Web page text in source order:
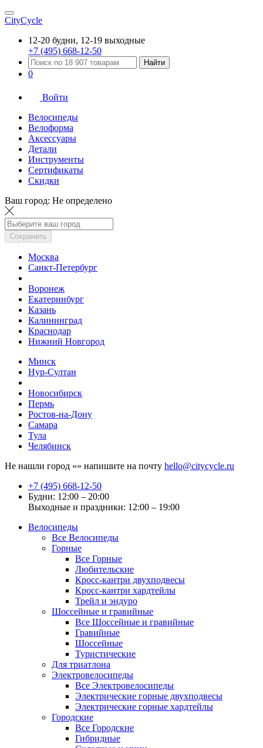
CityCycle
12-20 будни, 12-19 выходные
+7 (495) 668-12-50
Найти
0
Войти
Велосипеды
Велоформа
Аксессуары
Детали
Инструменты
Сертификаты
Скидки
Ваш город: Не определено
Сохранить
Москва
Санкт-Петербург
Воронеж
Екатеринбург
Казань
Калининград
Краснодар
Нижний Новгород
Минск
Нур-Султан
Новосибирск
Пермь
Ростов-на-Дону
Самара
Тула
Челябинск
Не нашли город «» напишите на почту hello@citycycle.ru
+7 (495) 668-12-50
Будни: 12:00 – 20:00
Выходные и праздники: 12:00 – 19:00
Велосипеды
Все Велосипеды
Горные
Все Горные
Любительские
Кросс-кантри двухподвесы
Кросс-кантри хардтейлы
Трейл и эндуро
Шоссейные и гравийные
Все Шоссейные и гравийные
Гравийные
Шоссейные
Туристические
Для триатлона
Электровелосипеды
Все Электровелосипеды
Электрические горные двухподвесы
Электрические горные хардтейлы
Городские
Все Городские
Гибридные